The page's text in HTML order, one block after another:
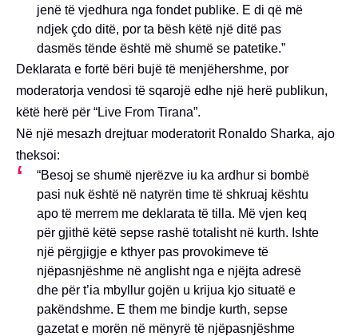
jenë të vjedhura nga fondet publike. E di që më
ndjek çdo ditë, por ta bësh këtë një ditë pas
dasmës tënde është më shumë se patetike.”
Deklarata e fortë bëri bujë të menjëhershme, por
moderatorja vendosi të sqarojë edhe një herë publikun,
këtë herë për “Live From Tirana”.
Në një mesazh drejtuar moderatorit Ronaldo Sharka, ajo
theksoi:
“Besoj se shumë njerëzve iu ka ardhur si bombë
pasi nuk është në natyrën time të shkruaj kështu
apo të merrem me deklarata të tilla. Më vjen keq
për gjithë këtë sepse rashë totalisht në kurth. Ishte
një përgjigje e kthyer pas provokimeve të
njëpasnjëshme në anglisht nga e njëjta adresë
dhe për t’ia mbyllur gojën u krijua kjo situatë e
pakëndshme. E them me bindje kurth, sepse
gazetat e morën në mënyrë të njëpasnjëshme